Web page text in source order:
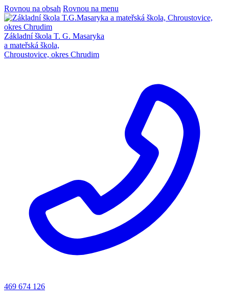
Rovnou na obsah Rovnou na menu
Základní škola T. G. Masaryka
a mateřská škola,
Chroustovice, okres Chrudim
469 674 126